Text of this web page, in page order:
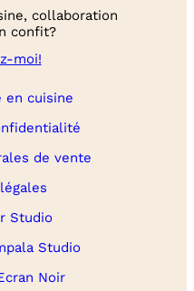
collaboration
confit?
moi!
en cuisine
de vente
Studio
Studio
Noir